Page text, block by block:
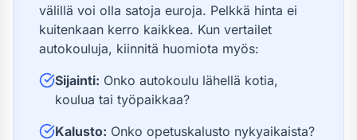
välillä voi olla satoja euroja. Pelkkä hinta ei
kuitenkaan kerro kaikkea. Kun vertailet
autokouluja, kiinnitä huomiota myös:
Sijainti: Onko autokoulu lähellä kotia,
koulua tai työpaikkaa?
Kalusto: Onko opetuskalusto nykyaikaista?